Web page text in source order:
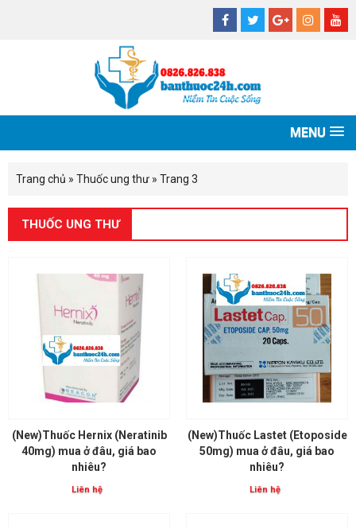
MENU
Trang chủ » Thuốc ung thư » Trang 3
THUỐC UNG THƯ
(New)Thuốc Hernix (Neratinib
40mg) mua ở đâu, giá bao
nhiêu?
Liên hệ
(New)Thuốc Lastet (Etoposide
50mg) mua ở đâu, giá bao
nhiêu?
Liên hệ